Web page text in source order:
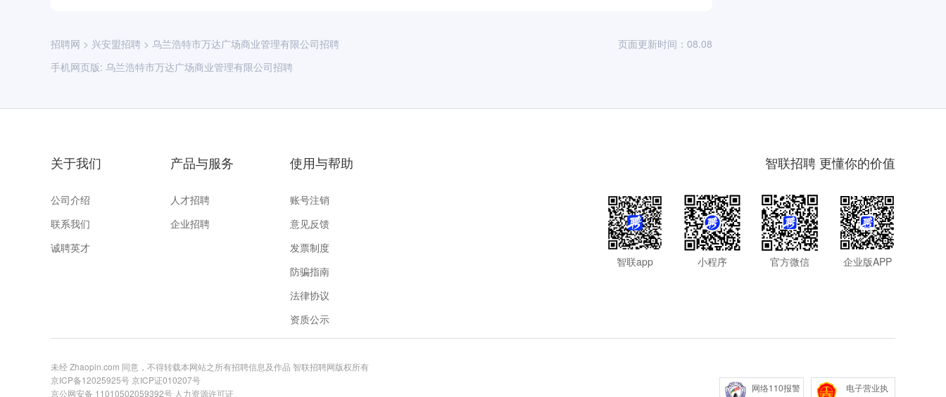
招聘网 > 兴安盟招聘 > 乌兰浩特市万达广场商业管理有限公司招聘
手机网页版: 乌兰浩特市万达广场商业管理有限公司招聘
页面更新时间：08.08
关于我们
公司介绍
联系我们
诚聘英才
产品与服务
人才招聘
企业招聘
使用与帮助
账号注销
意见反馈
发票制度
防骗指南
法律协议
资质公示
智联招聘 更懂你的价值
智联app 小程序 官方微信 企业版APP
未经 Zhaopin.com 同意，不得转载本网站之所有招聘信息及作品 智联招聘网版权所有
京ICP备12025925号京ICP证010207号
京公网安备 11010502059392号 人力资源许可证
网络110报警
电子营业执